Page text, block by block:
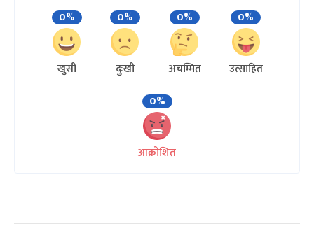
0%
खुसी
0%
दुःखी
0%
अचम्मित
0%
उत्साहित
0%
आक्रोशित